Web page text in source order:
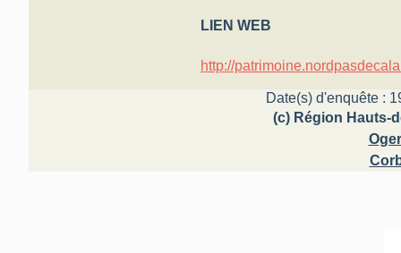
LIEN WEB
http://
Date(s) d'enquête :
(c) Région Hauts-